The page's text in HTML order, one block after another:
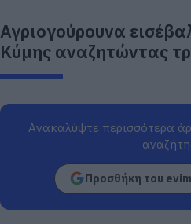
Αγριογούρουνα
Κύμης αναζητώντας
Ανακαλύψτε περισσότερα
Προσθήκη του